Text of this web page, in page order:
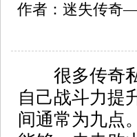
作者：迷失传奇
很多传奇私
自己战斗力提
间通常为九点